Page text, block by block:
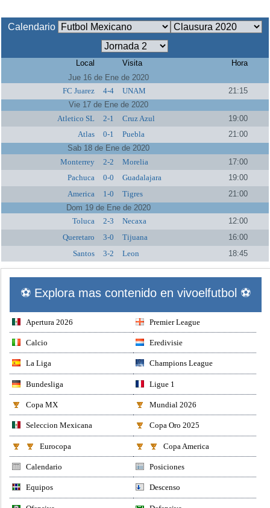
Calendario
Local Visita
Hora
Jue 16 de Ene de 2020
FC Juarez
4-4 UNAM
21:15
Vie 17 de Ene de 2020
Atletico SL
2-1 Cruz Azul
19:00
Atlas
0-1 Puebla
21:00
Sab 18 de Ene de 2020
Monterrey
2-2 Morelia
17:00
Pachuca
0-0 Guadalajara
19:00
America
1-0 Tigres
21:00
Dom 19 de Ene de 2020
Toluca
2-3 Necaxa
12:00
Queretaro
3-0 Tijuana
16:00
Santos
3-2 Leon 18:45
⚽ Explora mas contenido en vivoelfutbol ⚽
Apertura 2026 Premier League
Calcio Eredivisie
La Liga Champions League
Bundesliga Ligue 1
Copa MX Mundial 2026
Seleccion Mexicana Copa Oro 2025
Eurocopa Copa America
Calendario Posiciones
Equipos Descenso